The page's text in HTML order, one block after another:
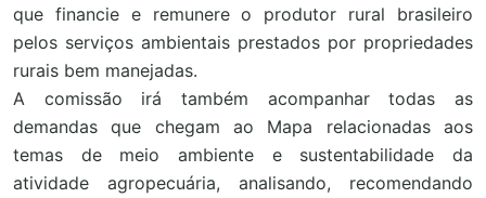
que financie e remunere o produtor rural brasileiro
pelos serviços ambientais prestados por propriedades
rurais bem manejadas.
A comissão irá também acompanhar todas as
demandas que chegam ao Mapa relacionadas aos
temas de meio ambiente e sustentabilidade da
atividade agropecuária, analisando, recomendando